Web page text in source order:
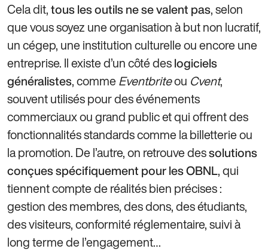
Cela dit, tous les outils ne se valent pas, selon
que vous soyez une organisation à but non lucratif,
un cégep, une institution culturelle ou encore une
entreprise. Il existe d’un côté des logiciels
généralistes, commeEventbriteou Cvent,
souvent utilisés pour des événements
commerciaux ou grand public et qui offrent des
fonctionnalités standards comme la billetterie ou
la promotion. De l’autre, on retrouve dessolutions
conçues spécifiquement pour les OBNL , qui
tiennent compte de réalités bien précises :
gestion des membres, des dons, des étudiants,
des visiteurs, conformité réglementaire, suivi à
long terme de l’engagement…